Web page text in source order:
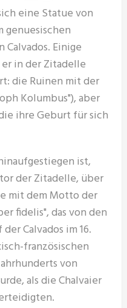
eine Statue von
genuesischen
Einige
in der Zitadelle
die Ruinen mit der
Kolumbus"), aber
ihre Geburt für sich
ist,
der Zitadelle, über
mit dem Motto der
fidelis", das von den
Calvados im 16.
französischen
von
als die Chalvaier